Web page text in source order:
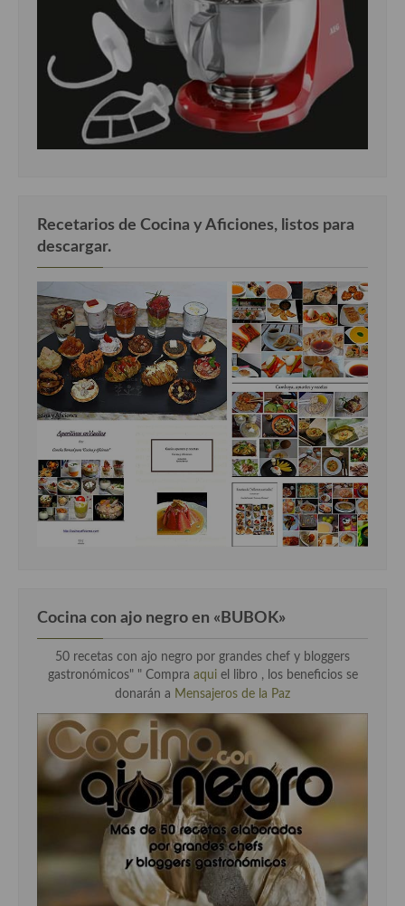
Recetarios de Cocina y Aficiones, listos para
descargar.
Cocina con ajo negro en «BUBOK»
50 recetas con ajo negro por grandes chef y bloggers
gastronómicos" " Compra aqui el libro , los beneficios se
donarán a Mensajeros de la Paz